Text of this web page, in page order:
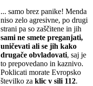
... samo brez panike! Menda
niso zelo agresivne, po drugi
strani pa so zaščitene in jih
sami ne smete preganjati,
uničevati ali se jih kako
drugače obvladovati, saj je
to prepovedano in kaznivo.
Poklicati morate Evropsko
številko za klic v sili 112.